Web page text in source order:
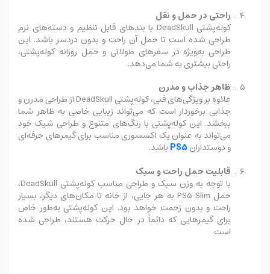
راحتی در حمل و نقل
کوله‌پشتی DeadSkull با بندهای قابل تنظیم و دسته‌های نرم
طراحی شده است تا حمل آن راحت و بدون دردسر باشد. این
طراحی به‌ویژه در سفرهای طولانی و حمل روزانه کوله‌پشتی،
راحتی بیشتری به شما می‌دهد.
ظاهر جذاب و مدرن
علاوه بر ویژگی‌های فنی، کوله‌پشتی DeadSkull از طراحی مدرن و
جذابی برخوردار است که می‌تواند زیبایی خاصی به ظاهر شما
ببخشد. این کوله‌پشتی با رنگ‌های متنوع و طراحی شیک خود
می‌تواند به عنوان یک اکسسوری مناسب برای گیمرهای حرفه‌ای
و دوستداران PS5 باشد.
قابلیت حمل راحت و سبک
با توجه به وزن سبک و طراحی مناسب کوله‌پشتی DeadSkull،
حمل PS5 Slim به هر جایی، از خانه تا مکان‌های دیگر، بسیار
راحت و بدون زحمت خواهد بود. این کوله‌پشتی به‌طور خاص
برای گیمرهایی که دائماً در حال حرکت هستند، طراحی شده
است.